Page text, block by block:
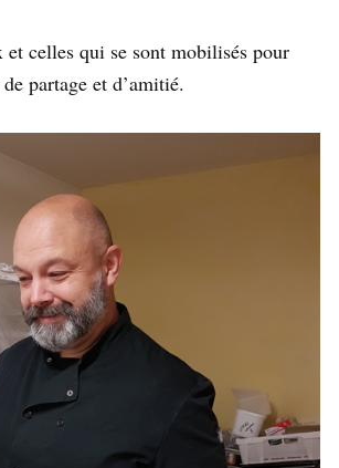
et celles qui se sont mobilisés pour
partage et d’amitié.